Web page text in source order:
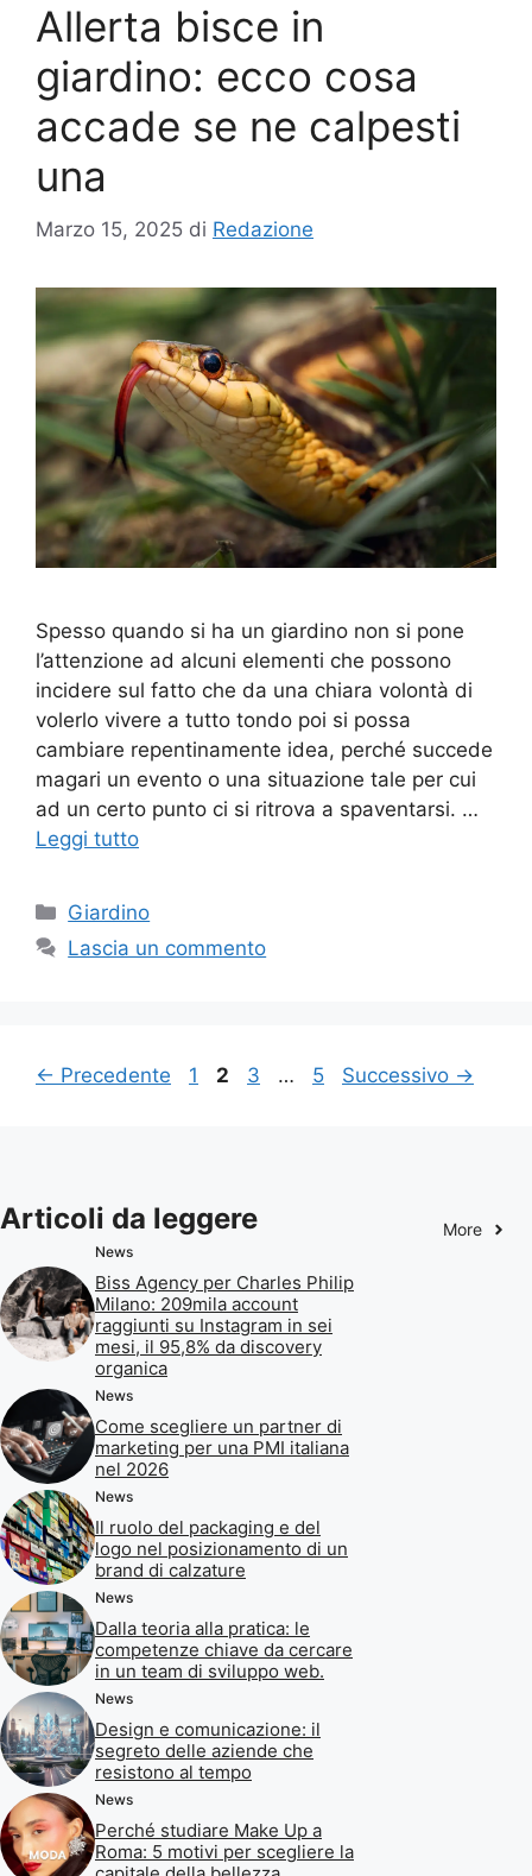
Allerta bisce in
giardino: ecco cosa
accade se ne calpesti
una
Marzo 15, 2025 di Redazione
Spesso quando si ha un giardino non si pone
l’attenzione ad alcuni elementi che possono
incidere sul fatto che da una chiara volontà di
volerlo vivere a tutto tondo poi si possa
cambiare repentinamente idea, perché succede
magari un evento o una situazione tale per cui
ad un certo punto ci si ritrova a spaventarsi. …
Leggi tutto
Categorie
Giardino
Lascia un commento
← Precedente Pagina
1 Pagina
2 Pagina
3 … Pagina
5 Successivo →
Articoli da leggere More
News
Biss Agency per Charles Philip
Milano: 209mila account
raggiunti su Instagram in sei
mesi, il 95,8% da discovery
organica
News
Come scegliere un partner di
marketing per una PMI italiana
nel 2026
News
Il ruolo del packaging e del
logo nel posizionamento di un
brand di calzature
News
Dalla teoria alla pratica: le
competenze chiave da cercare
in un team di sviluppo web.
News
Design e comunicazione: il
segreto delle aziende che
resistono al tempo
News
Perché studiare Make Up a
Roma: 5 motivi per scegliere la